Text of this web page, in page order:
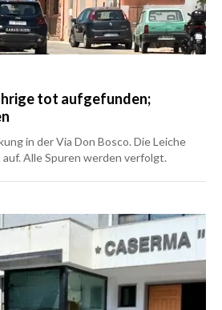
tot aufgefunden;
in der Via Don Bosco. Die Leiche
Alle Spuren werden verfolgt.